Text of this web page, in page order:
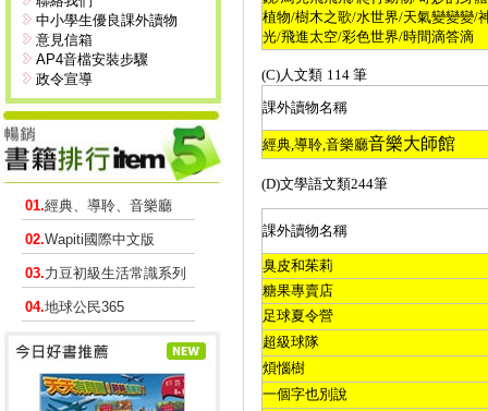
中小學生優良課外讀物
意見信箱
AP4音檔安裝步驟
政令宣導
01.經典、導聆、音樂廳
02.Wapiti國際中文版
03.力豆初級生活常識系列
04.地球公民365
植物/樹木之歌/水世界/天氣變變變/
光/飛進太空/彩色世界/時間滴答滴
(C)人文類 114 筆
課外讀物名稱
經典,導聆,音樂廳音樂大師館
(D)文學語文類244筆
課外讀物名稱
臭皮和茱莉
糖果專賣店
足球夏令營
超級球隊
煩惱樹
一個字也別說